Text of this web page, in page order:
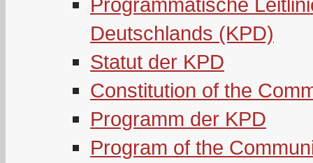
Deutschlands (KPD)
Statut der KPD
Constitution of the
Programm der KPD
Program of the